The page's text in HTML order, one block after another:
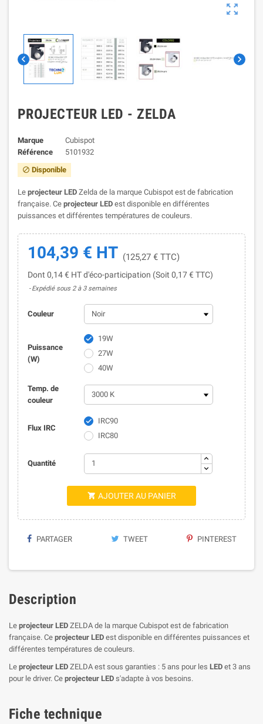

 
PROJECTEUR LED - ZELDA
Marque
Cubispot
Référence
5101932
 Disponible
Le projecteur LED Zelda de la marque Cubispot est de fabrication
française. Ce projecteur LED est disponible en différentes
puissances et différentes températures de couleurs.
104,39 € HT (125,27 € TTC)
Dont 0,14 € HT d'éco-participation (Soit 0,17 € TTC)
Expédié sous 2 à 3 semaines
Couleur
Puissance
(W)

19W
27W
40W
Temp. de
couleur
Flux IRC

IRC90
IRC80
Quantité
 AJOUTER AU PANIER
PARTAGER TWEET PINTEREST
Description
Le projecteur LED ZELDA de la marque Cubispot est de fabrication
française. Ce projecteur LED est disponible en différentes puissances et
différentes températures de couleurs.
Le projecteur LED ZELDA est sous garanties : 5 ans pour les LED et 3 ans
pour le driver. Ce projecteur LED s'adapte à vos besoins.
Fiche technique